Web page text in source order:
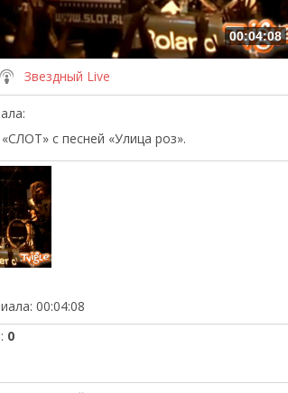
00:04:08
Звездный Live
:
с песней «Улица роз».
: 00:04:08
: 0